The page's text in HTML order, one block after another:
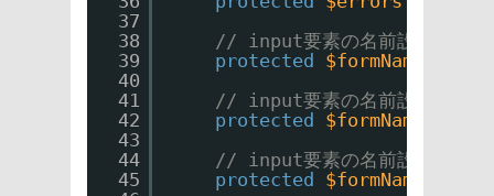
37
38
39
40
41
42
43
44
45
// input要素の名前設定（メー
protected
$formNameEmail
// input要素の名前設定（パス
protected
// input要素の名前設定（移動
protected